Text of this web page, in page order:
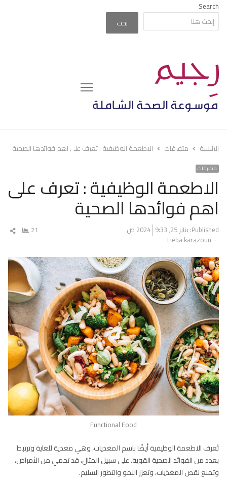
Search
بحث
Menu
الرئيسة متفرقات الاطعمة الوظيفية : تعرف على اهم فوائدها الصحية
متفرقات
الاطعمة الوظيفية : تعرف على
اهم فوائدها الصحية
Published: يناير 25, 2024 9:33 ص
Author
Heba karazoun
21
Functional Food
تُعرف الاطعمة الوظيفية أيضًا باسم المغذيات، وهي مغذية للغاية وترتبط
بعدد من الفوائد الصحية القوية. على سبيل المثال، قد تحمي من الأمراض،
وتمنع نقص المغذيات، وتعزز النمو والتطور السليم.